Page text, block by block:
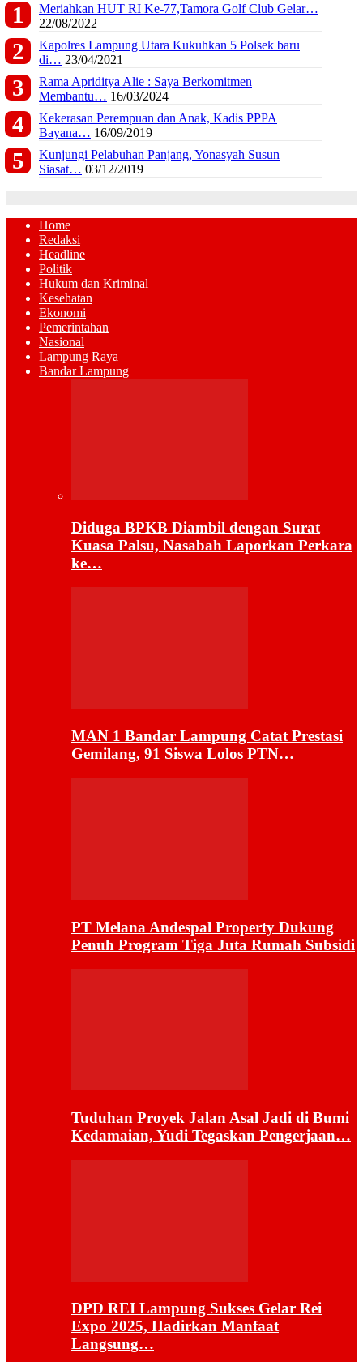
Meriahkan HUT RI Ke-77,Tamora Golf Club Gelar…
22/08/2022
Kapolres Lampung Utara Kukuhkan 5 Polsek baru
di… 23/04/2021
Rama Apriditya Alie : Saya Berkomitmen
Membantu… 16/03/2024
Kekerasan Perempuan dan Anak, Kadis PPPA
Bayana… 16/09/2019
Kunjungi Pelabuhan Panjang, Yonasyah Susun
Siasat… 03/12/2019
Home
Redaksi
Headline
Politik
Hukum dan Kriminal
Kesehatan
Ekonomi
Pemerintahan
Nasional
Lampung Raya
Bandar Lampung
Diduga BPKB Diambil dengan Surat
Kuasa Palsu, Nasabah Laporkan Perkara
ke…
MAN 1 Bandar Lampung Catat Prestasi
Gemilang, 91 Siswa Lolos PTN…
PT Melana Andespal Property Dukung
Penuh Program Tiga Juta Rumah Subsidi
Tuduhan Proyek Jalan Asal Jadi di Bumi
Kedamaian, Yudi Tegaskan Pengerjaan…
DPD REI Lampung Sukses Gelar Rei
Expo 2025, Hadirkan Manfaat
Langsung…